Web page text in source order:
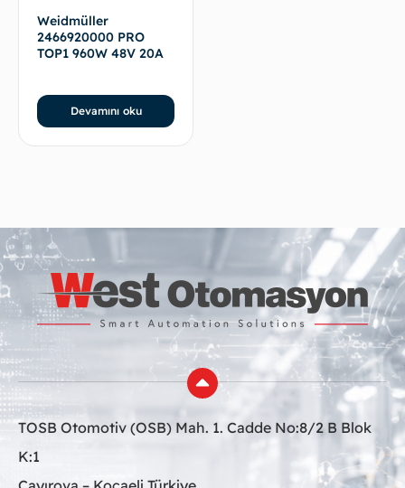
Weidmüller
2466920000 PRO
TOP1 960W 48V 20A
Devamını oku
TOSB Otomotiv (OSB) Mah. 1. Cadde No:8/2 B Blok
K:1